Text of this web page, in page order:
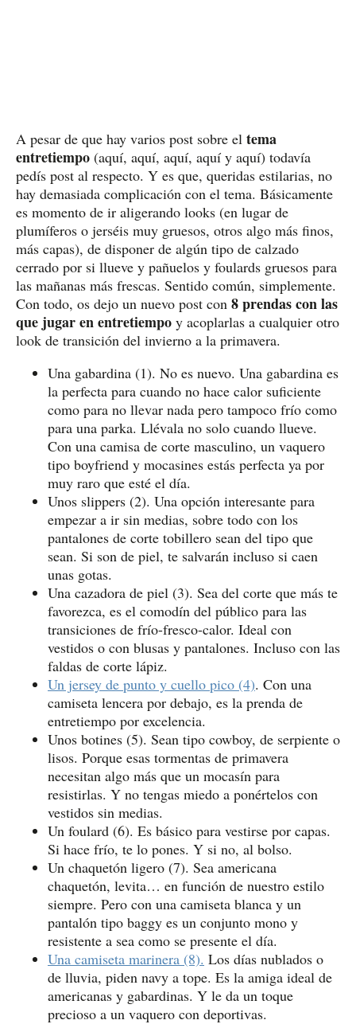
A pesar de que hay varios post sobre el tema
entretiempo (aquí, aquí, aquí, aquí y aquí) todavía
pedís post al respecto. Y es que, queridas estilarias, no
hay demasiada complicación con el tema. Básicamente
es momento de ir aligerando looks (en lugar de
plumíferos o jerséis muy gruesos, otros algo más finos,
más capas), de disponer de algún tipo de calzado
cerrado por si llueve y pañuelos y foulards gruesos para
las mañanas más frescas. Sentido común, simplemente.
Con todo, os dejo un nuevo post con 8 prendas con las
que jugar en entretiempo y acoplarlas a cualquier otro
look de transición del invierno a la primavera.
Una gabardina (1). No es nuevo. Una gabardina es
la perfecta para cuando no hace calor suficiente
como para no llevar nada pero tampoco frío como
para una parka. Llévala no solo cuando llueve.
Con una camisa de corte masculino, un vaquero
tipo boyfriend y mocasines estás perfecta ya por
muy raro que esté el día.
Unos slippers (2). Una opción interesante para
empezar a ir sin medias, sobre todo con los
pantalones de corte tobillero sean del tipo que
sean. Si son de piel, te salvarán incluso si caen
unas gotas.
Una cazadora de piel (3). Sea del corte que más te
favorezca, es el comodín del público para las
transiciones de frío-fresco-calor. Ideal con
vestidos o con blusas y pantalones. Incluso con las
faldas de corte lápiz.
Un jersey de punto y cuello pico (4). Con una
camiseta lencera por debajo, es la prenda de
entretiempo por excelencia.
Unos botines (5). Sean tipo cowboy, de serpiente o
lisos. Porque esas tormentas de primavera
necesitan algo más que un mocasín para
resistirlas. Y no tengas miedo a ponértelos con
vestidos sin medias.
Un foulard (6). Es básico para vestirse por capas.
Si hace frío, te lo pones. Y si no, al bolso.
Un chaquetón ligero (7). Sea americana
chaquetón, levita… en función de nuestro estilo
siempre. Pero con una camiseta blanca y un
pantalón tipo baggy es un conjunto mono y
resistente a sea como se presente el día.
Una camiseta marinera (8). Los días nublados o
de lluvia, piden navy a tope. Es la amiga ideal de
americanas y gabardinas. Y le da un toque
precioso a un vaquero con deportivas.